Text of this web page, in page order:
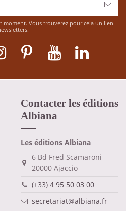
moment. Vous trouverez pour cela un lien
Contacter les éditions
Albiana
Les éditions Albiana
6 Bd Fred Scamaroni
20000 Ajaccio
(+33) 4 95 50 03 00
secretariat@albiana.fr